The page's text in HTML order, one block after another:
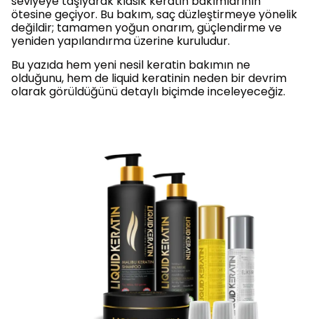
ötesine geçiyor. Bu bakım, saç düzleştirmeye yönelik
değildir; tamamen yoğun onarım, güçlendirme ve
yeniden yapılandırma üzerine kuruludur.
Bu yazıda hem yeni nesil keratin bakımın ne
olduğunu, hem de liquid keratinin neden bir devrim
olarak görüldüğünü detaylı biçimde inceleyeceğiz.